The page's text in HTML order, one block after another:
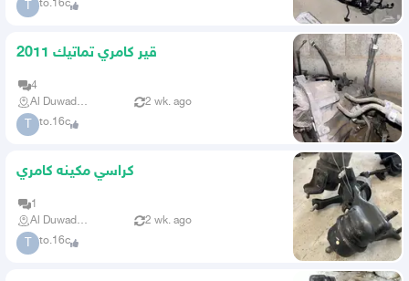
T to.16c
قير كامري تماتيك 2011
4
Al Duwadimi
2 wk. ago
T to.16c
كراسي مكينه كامري
1
Al Duwadimi
2 wk. ago
T to.16c